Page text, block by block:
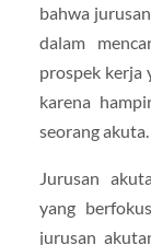
bahwa
dalam
prospek kerja
karena
seorang akuta.
Jurusan
yang
jurusan